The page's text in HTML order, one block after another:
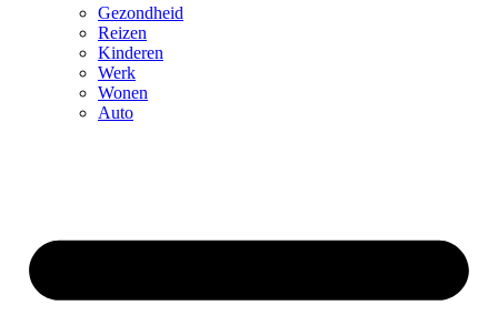
Gezondheid
Reizen
Kinderen
Werk
Wonen
Auto